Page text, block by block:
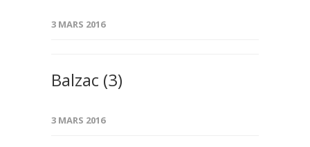
3 MARS 2016
Balzac (3)
3 MARS 2016